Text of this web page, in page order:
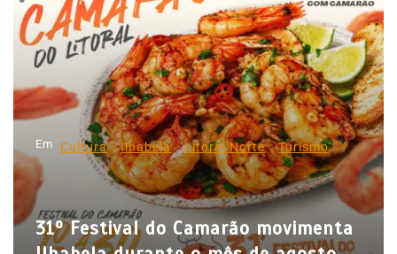
a
ç
o
d
e
P
s
Em Cultura Ilhabela Litoral Norte Turismo
31º Festival do Camarão movimenta